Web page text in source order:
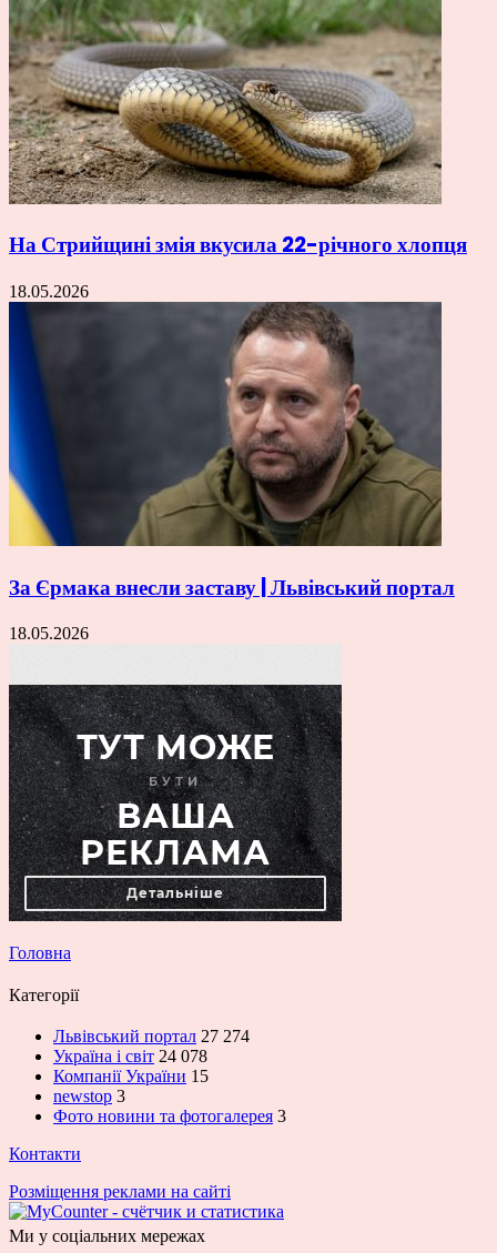
На Стрийщині змія вкусила 22-річного хлопця
18.05.2026
За Єрмака внесли заставу | Львівський портал
18.05.2026
Головна
Категорії
Львівський портал 27 274
Україна і світ 24 078
Компанії України 15
newstop 3
Фото новини та фотогалерея 3
Контакти
Розміщення реклами на сайті
Ми у соціальних мережах